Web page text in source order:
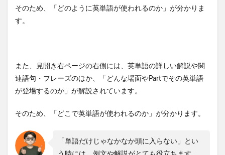
そのため、「どのように英単語が使われるのか」が分かりま
す。
また、見開き右ページの右側には、英単語の詳しい解説や関
連語句・フレーズのほか、「どんな場面やPartでその英単語
が登場するのか」が解説されています。
そのため、「どこで英単語が使われるのか」が分かります。
「単語だけじゃなかなか頭に入らない」とい